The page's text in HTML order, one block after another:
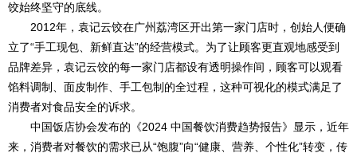
饺始终坚守的底线。
2012年，袁记云饺在广州荔湾区开出第一家门店时，创始人便确
立了“手工现包、新鲜直达”的经营模式。为了让顾客更直观地感受到
品牌差异，袁记云饺的每一家门店都设有透明操作间，顾客可以观看
馅料调制、面皮制作、手工包制的全过程，这种可视化的模式满足了
消费者对食品安全的诉求。
中国饭店协会发布的《2024 中国餐饮消费趋势报告》显示，近年
来，消费者对餐饮的需求已从“饱腹”向“健康、营养、个性化”转变，传